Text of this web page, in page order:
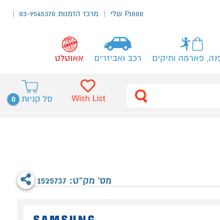
P1000 שלי מרכז הזמנות 03-9545370
פארמה ותיקים רכב ואביזרים אאוטלט
סל קניות 0 Wish List
מס' מק"ט: 1525737